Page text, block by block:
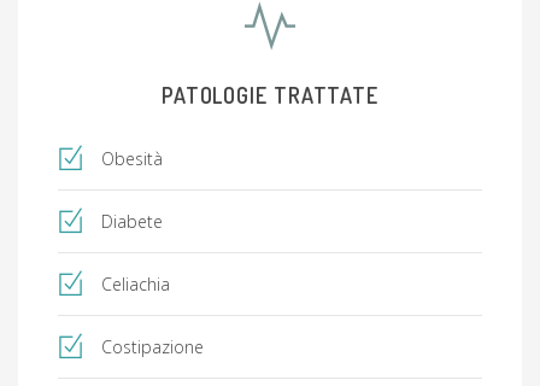
PATOLOGIE TRATTATE
Obesità
Diabete
Celiachia
Costipazione